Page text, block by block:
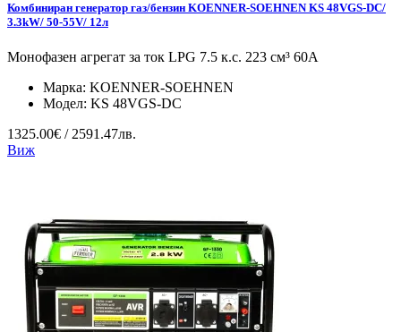
Комбиниран генератор газ/бензин KOENNER-SOEHNEN KS 48VGS-DC/
3.3kW/ 50-55V/ 12л
Монофазен агрегат за ток LPG 7.5 к.с. 223 см³ 60А
Марка: KOENNER-SOEHNEN
Модел: KS 48VGS-DC
1325.00€ / 2591.47лв.
Виж